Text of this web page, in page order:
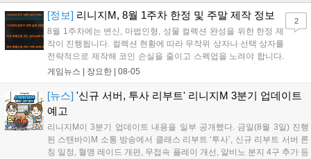
[정보] 리니지M, 8월 1주차 한정 및 주말 제작 정보
8월 1주차에는 변신, 마법인형, 성물 컬렉션 완성을 위한 한정 제
작이 진행됩니다. 컬렉션 현황에 따라 무작위 상자나 선택 상자를
전략적으로 제작해 코인 손실을 줄이고 스펙업을 노려야 합니다.
또한 주말에는 뽑기 픽업팩 위주의 특별 제작이 예정되어 있으니,
식을 신중히 선택하여 효율적인 성장을 도모하시길 바랍니다....
게임뉴스 | 장요한 08-05
2
[뉴스] '신규 서버, 투사 리부트' 리니지M 3분기 업데이트
예고
리니지M이 3분기 업데이트 내용을 일부 공개했다. 금일(8월 3일) 진행
된 스탠바이M 소통 방송에서 클래스 리부트 ‘투사’, 신규 리부트 서버 론
칭 일정, 혈맹 레이드 개편, 무접속 플레이 개선, 알비노 분지 4구 추가 등